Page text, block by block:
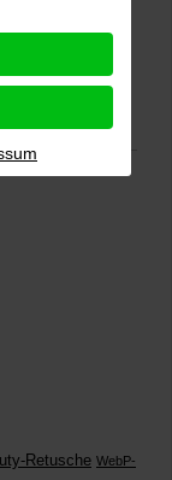
abgeben
Retusche WebP-